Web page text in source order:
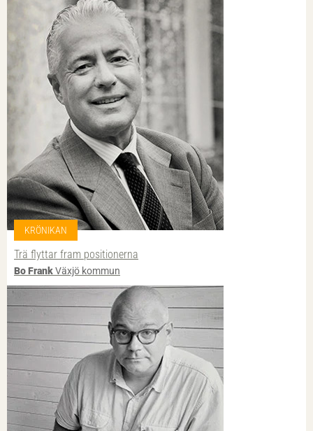
KRÖNIKAN
Trä flyttar fram positionerna
Bo FrankVäxjö kommun